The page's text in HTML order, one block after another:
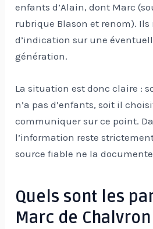
enfants d’Alain, dont Marc
rubrique Blason et renom).
d’indication sur une
génération.
La situation est donc claire :
n’a pas d’enfants, soit il
communiquer sur ce point.
l’information reste
source fiable ne la
Quels sont les
Marc de Chalvron